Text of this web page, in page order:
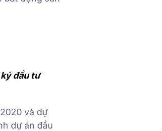
đầu tư
và dự
dự án đầu